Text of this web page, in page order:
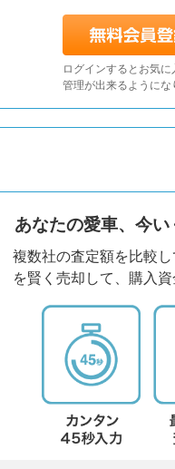
ログインするとお気
管理が出来るようにな
あなたの愛車、今い
複数社の査定額を比較
を賢く売却して、購入